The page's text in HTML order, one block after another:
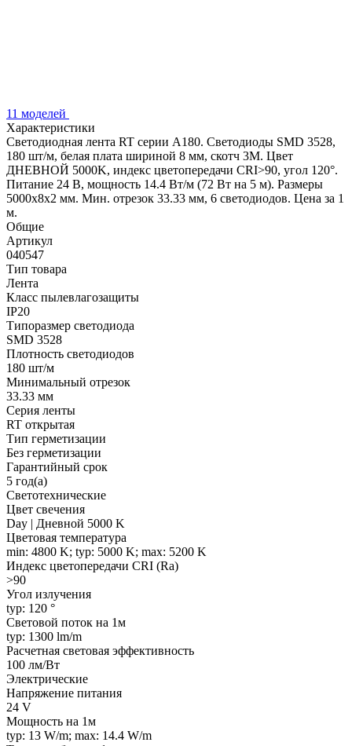
11 моделей
Характеристики
Светодиодная лента RT серии A180. Светодиоды SMD 3528,
180 шт/м, белая плата шириной 8 мм, скотч 3M. Цвет
ДНЕВНОЙ 5000K, индекс цветопередачи CRI>90, угол 120°.
Питание 24 В, мощность 14.4 Вт/м (72 Вт на 5 м). Размеры
5000x8x2 мм. Мин. отрезок 33.33 мм, 6 светодиодов. Цена за 1
м.
Общие
Артикул
040547
Тип товара
Лента
Класс пылевлагозащиты
IP20
Типоразмер светодиода
SMD 3528
Плотность светодиодов
180 шт/м
Минимальный отрезок
33.33 мм
Серия ленты
RT открытая
Тип герметизации
Без герметизации
Гарантийный срок
5 год(а)
Светотехнические
Цвет свечения
Day | Дневной 5000 K
Цветовая температура
min: 4800 K; typ: 5000 K; max: 5200 K
Индекс цветопередачи CRI (Ra)
>90
Угол излучения
typ: 120 °
Световой поток на 1м
typ: 1300 lm/m
Расчетная световая эффективность
100 лм/Вт
Электрические
Напряжение питания
24 V
Мощность на 1м
typ: 13 W/m; max: 14.4 W/m